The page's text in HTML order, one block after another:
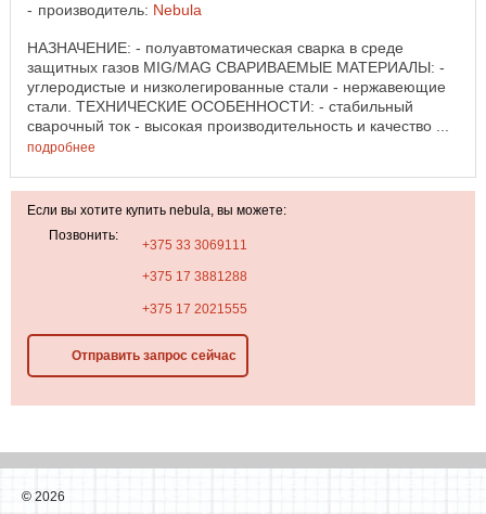
производитель: Nebula
НАЗНАЧЕНИЕ: - полуавтоматическая сварка в среде
защитных газов MIG/MAG СВАРИВАЕМЫЕ МАТЕРИАЛЫ: -
углеродистые и низколегированные стали - нержавеющие
стали. ТЕХНИЧЕСКИЕ ОСОБЕННОСТИ: - стабильный
сварочный ток - высокая производительность и качество ...
подробнее
Если вы хотите купить nebula, вы можете:
Позвонить:
+375 33 3069111
+375 17 3881288
+375 17 2021555
Отправить запрос сейчас
© 2026